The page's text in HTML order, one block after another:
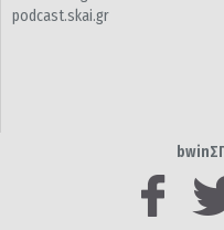
podcast.skai.gr